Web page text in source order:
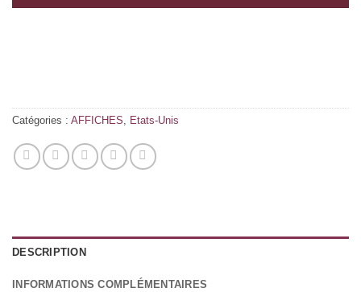
Catégories : AFFICHES, Etats-Unis
DESCRIPTION
INFORMATIONS COMPLÉMENTAIRES